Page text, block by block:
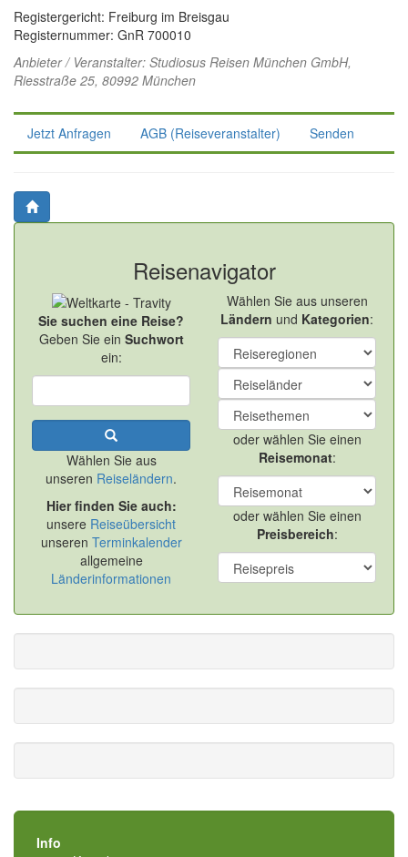
Registergericht: Freiburg im Breisgau
Registernummer: GnR 700010
Anbieter / Veranstalter: Studiosus Reisen München GmbH,
Riesstraße 25, 80992 München
Jetzt Anfragen AGB (Reiseveranstalter) Senden
Reisenavigator
Sie suchen eine Reise?
Geben Sie ein Suchwort
ein:
Wählen Sie aus
unseren Reiseländern.
Hier finden Sie auch:
unsere Reiseübersicht
unseren Terminkalender
allgemeine
Länderinformationen
Wählen Sie aus unseren
Ländern und Kategorien:
oder wählen Sie einen
Reisemonat:
oder wählen Sie einen
Preisbereich:
Info